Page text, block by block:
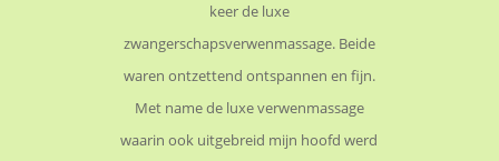
keer de luxe
zwangerschapsverwenmassage. Beide
waren ontzettend ontspannen en fijn.
Met name de luxe verwenmassage
waarin ook uitgebreid mijn hoofd werd